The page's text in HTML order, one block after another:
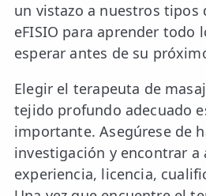
un vistazo a nuestros tipos
eFISIO para aprender todo
esperar antes de su
Elegir el terapeuta de
tejido profundo adecuado
importante. Asegúrese de
investigación y encontrar a
experiencia, licencia,